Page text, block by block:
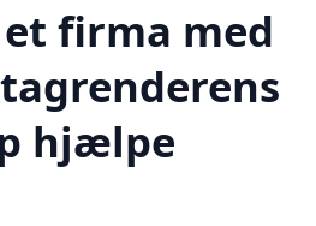
firma med
hjælpe